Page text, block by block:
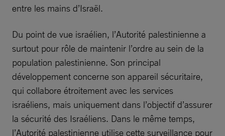
entre les mains d’Israël.
Du point de vue israélien, l’Autorité palestinienne a
surtout pour rôle de maintenir l’ordre au sein de la
population palestinienne. Son principal
développement concerne son appareil sécuritaire,
qui collabore étroitement avec les services
israéliens, mais uniquement dans l’objectif d’assurer
la sécurité des Israéliens. Dans le même temps,
l’Autorité palestinienne utilise cette surveillance pour